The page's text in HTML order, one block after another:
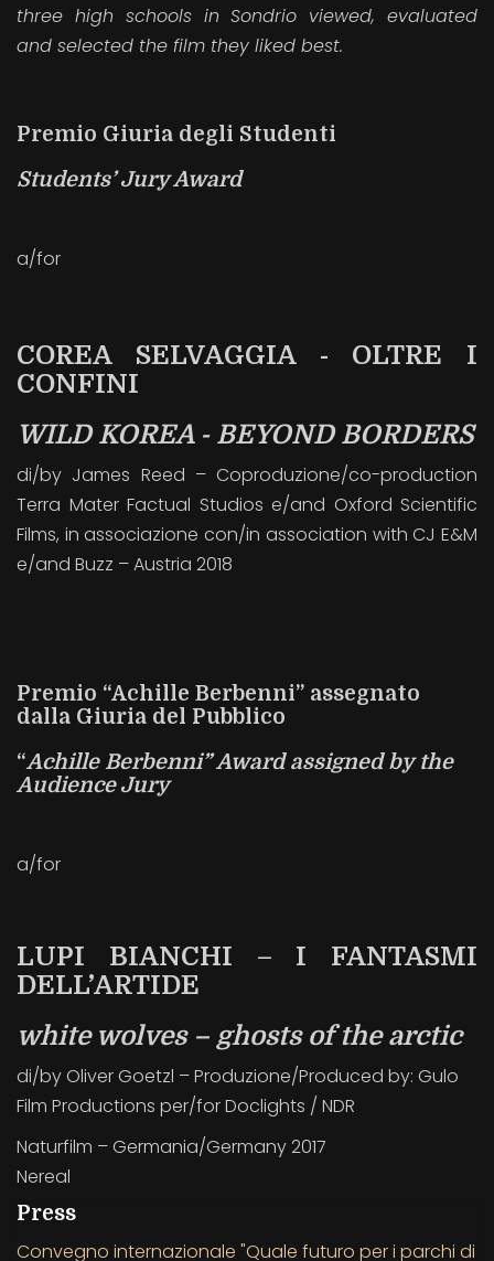
three high schools in Sondrio viewed, evaluated
and selected the film they liked best.
Premio Giuria degli Studenti
Students’ Jury Award
a/for
COREA SELVAGGIA - OLTRE I
CONFINI
WILD KOREA - BEYOND BORDERS
di/by James Reed – Coproduzione/co-production
Terra Mater Factual Studios e/and Oxford Scientific
Films, in associazione con/in association with CJ E&M
e/and Buzz – Austria 2018
Premio “Achille Berbenni” assegnato
dalla Giuria del Pubblico
“Achille Berbenni” Award assigned by the
Audience Jury
a/for
LUPI BIANCHI – I FANTASMI
DELL’ARTIDE
white wolves – ghosts of the arctic
di/by Oliver Goetzl – Produzione/Produced by: Gulo
Film Productions per/for Doclights / NDR
Naturfilm – Germania/Germany 2017
Nereal
Press
Convegno internazionale "Quale futuro per i parchi di